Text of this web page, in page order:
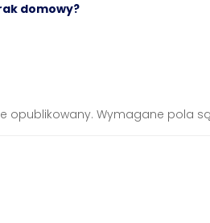
domowy?
opublikowany. Wymagane pola